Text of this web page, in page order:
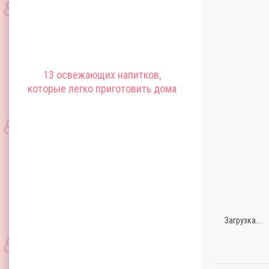
13 освежающих напитков,
которые легко приготовить дома
Загрузка...